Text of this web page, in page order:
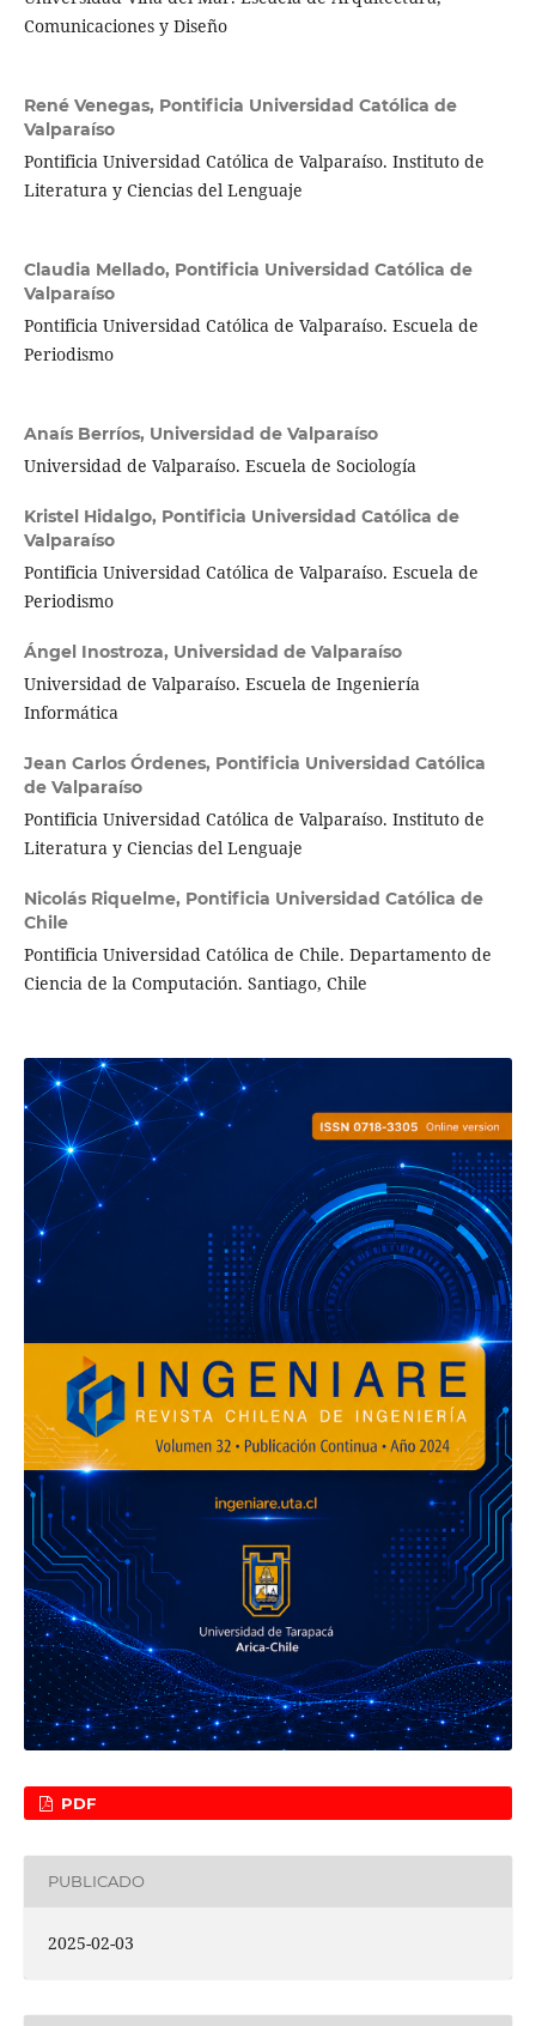
Comunicaciones y Diseño
René Venegas, Pontificia Universidad Católica de
Valparaíso
Pontificia Universidad Católica de Valparaíso. Instituto de
Literatura y Ciencias del Lenguaje
Claudia Mellado, Pontificia Universidad Católica de
Valparaíso
Pontificia Universidad Católica de Valparaíso. Escuela de
Periodismo
Anaís Berríos, Universidad de Valparaíso
Universidad de Valparaíso. Escuela de Sociología
Kristel Hidalgo, Pontificia Universidad Católica de
Valparaíso
Pontificia Universidad Católica de Valparaíso. Escuela de
Periodismo
Ángel Inostroza, Universidad de Valparaíso
Universidad de Valparaíso. Escuela de Ingeniería
Informática
Jean Carlos Órdenes, Pontificia Universidad Católica
de Valparaíso
Pontificia Universidad Católica de Valparaíso. Instituto de
Literatura y Ciencias del Lenguaje
Nicolás Riquelme, Pontificia Universidad Católica de
Chile
Pontificia Universidad Católica de Chile. Departamento de
Ciencia de la Computación. Santiago, Chile
PDF
PUBLICADO
2025-02-03